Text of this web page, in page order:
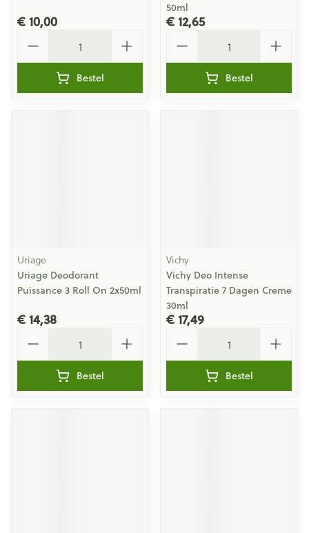
€ 10,00
Bestel
50ml
€ 12,65
Bestel
Uriage
Uriage Deodorant
Puissance 3 Roll On 2x50ml
€ 14,38
Bestel
Vichy
Vichy Deo Intense
Transpiratie 7 Dagen Creme
30ml
€ 17,49
Bestel